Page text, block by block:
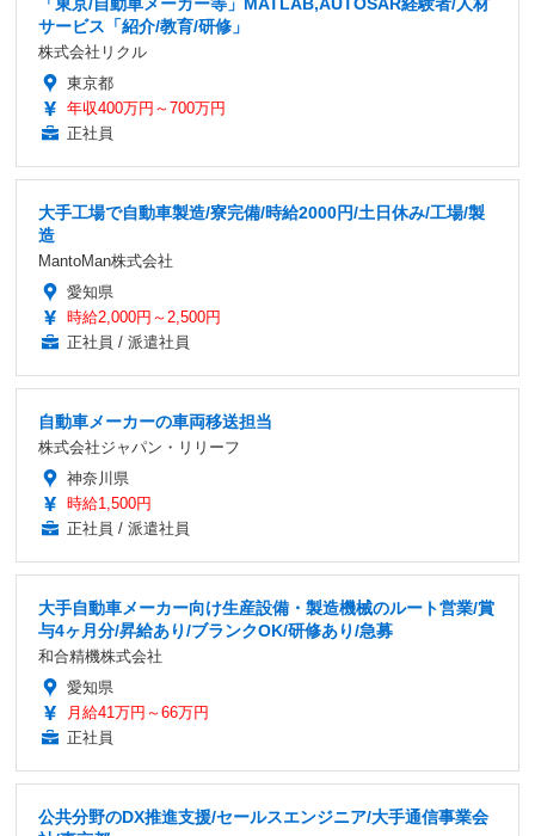
「東京/自動車メーカー等」MATLAB,AUTOSAR経験者/人材
サービス「紹介/教育/研修」
株式会社リクル
東京都
年収400万円～700万円
正社員
大手工場で自動車製造/寮完備/時給2000円/土日休み/工場/製
造
MantoMan株式会社
愛知県
時給2,000円～2,500円
正社員 / 派遣社員
自動車メーカーの車両移送担当
株式会社ジャパン・リリーフ
神奈川県
時給1,500円
正社員 / 派遣社員
大手自動車メーカー向け生産設備・製造機械のルート営業/賞
与4ヶ月分/昇給あり/ブランクOK/研修あり/急募
和合精機株式会社
愛知県
月給41万円～66万円
正社員
公共分野のDX推進支援/セールスエンジニア/大手通信事業会